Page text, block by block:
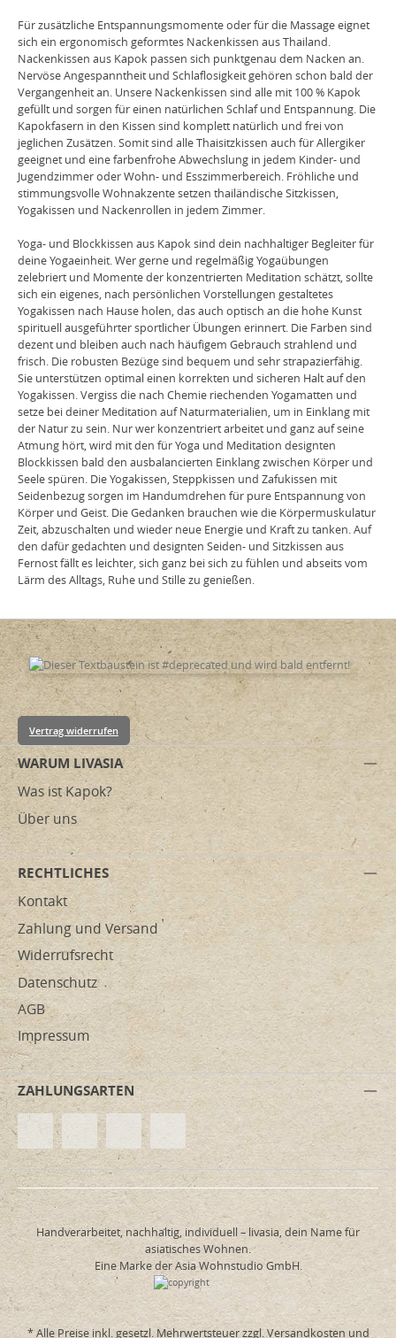
Für zusätzliche Entspannungsmomente oder für die Massage eignet
sich ein ergonomisch geformtes Nackenkissen aus Thailand.
Nackenkissen aus Kapok passen sich punktgenau dem Nacken an.
Nervöse Angespanntheit und Schlaflosigkeit gehören schon bald der
Vergangenheit an. Unsere Nackenkissen sind alle mit 100 % Kapok
gefüllt und sorgen für einen natürlichen Schlaf und Entspannung. Die
Kapokfasern in den Kissen sind komplett natürlich und frei von
jeglichen Zusätzen. Somit sind alle Thaisitzkissen auch für Allergiker
geeignet und eine farbenfrohe Abwechslung in jedem Kinder- und
Jugendzimmer oder Wohn- und Esszimmerbereich. Fröhliche und
stimmungsvolle Wohnakzente setzen thailändische Sitzkissen,
Yogakissen und Nackenrollen in jedem Zimmer.
Yoga- und Blockkissen aus Kapok sind dein nachhaltiger Begleiter für
deine Yogaeinheit. Wer gerne und regelmäßig Yogaübungen
zelebriert und Momente der konzentrierten Meditation schätzt, sollte
sich ein eigenes, nach persönlichen Vorstellungen gestaltetes
Yogakissen nach Hause holen, das auch optisch an die hohe Kunst
spirituell ausgeführter sportlicher Übungen erinnert. Die Farben sind
dezent und bleiben auch nach häufigem Gebrauch strahlend und
frisch. Die robusten Bezüge sind bequem und sehr strapazierfähig.
Sie unterstützen optimal einen korrekten und sicheren Halt auf den
Yogakissen. Vergiss die nach Chemie riechenden Yogamatten und
setze bei deiner Meditation auf Naturmaterialien, um in Einklang mit
der Natur zu sein. Nur wer konzentriert arbeitet und ganz auf seine
Atmung hört, wird mit den für Yoga und Meditation designten
Blockkissen bald den ausbalancierten Einklang zwischen Körper und
Seele spüren. Die Yogakissen, Steppkissen und Zafukissen mit
Seidenbezug sorgen im Handumdrehen für pure Entspannung von
Körper und Geist. Die Gedanken brauchen wie die Körpermuskulatur
Zeit, abzuschalten und wieder neue Energie und Kraft zu tanken. Auf
den dafür gedachten und designten Seiden- und Sitzkissen aus
Fernost fällt es leichter, sich ganz bei sich zu fühlen und abseits vom
Lärm des Alltags, Ruhe und Stille zu genießen.
WARUM LIVASIA
Was ist Kapok?
Über uns
RECHTLICHES
Kontakt
Zahlung und Versand
Widerrufsrecht
Datenschutz
AGB
Impressum
Vertrag widerrufen
ZAHLUNGSARTEN
Handverarbeitet, nachhaltig, individuell – livasia, dein Name für
asiatisches Wohnen.
Eine Marke der Asia Wohnstudio GmbH.
* Alle Preise inkl. gesetzl. Mehrwertsteuer zzgl.Versandkosten und